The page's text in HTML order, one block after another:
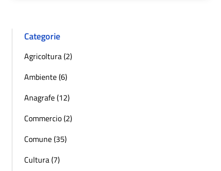
Categorie
Agricoltura (2)
Ambiente (6)
Anagrafe (12)
Commercio (2)
Comune (35)
Cultura (7)